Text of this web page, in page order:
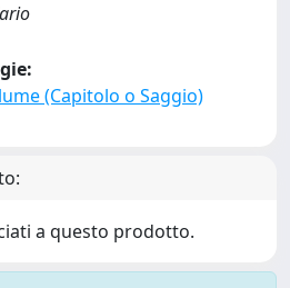
(Capitolo o Saggio)
a questo prodotto.